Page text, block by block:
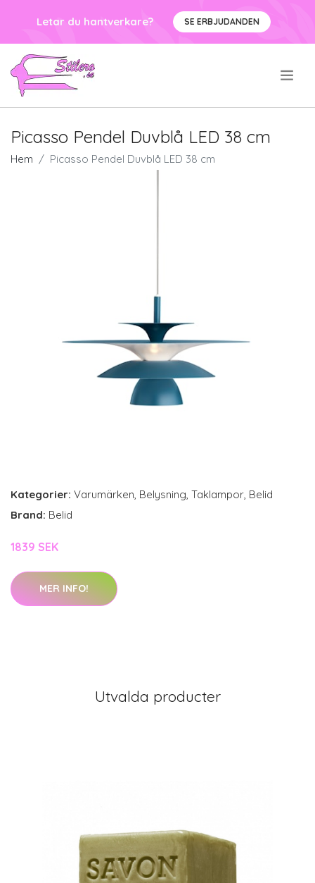
Letar du hantverkare? SE ERBJUDANDEN
Picasso Pendel Duvblå LED 38 cm
Hem Picasso Pendel Duvblå LED 38 cm
Kategorier: Varumärken, Belysning, Taklampor, Belid
Brand: Belid
1839 SEK
MER INFO!
Utvalda producter